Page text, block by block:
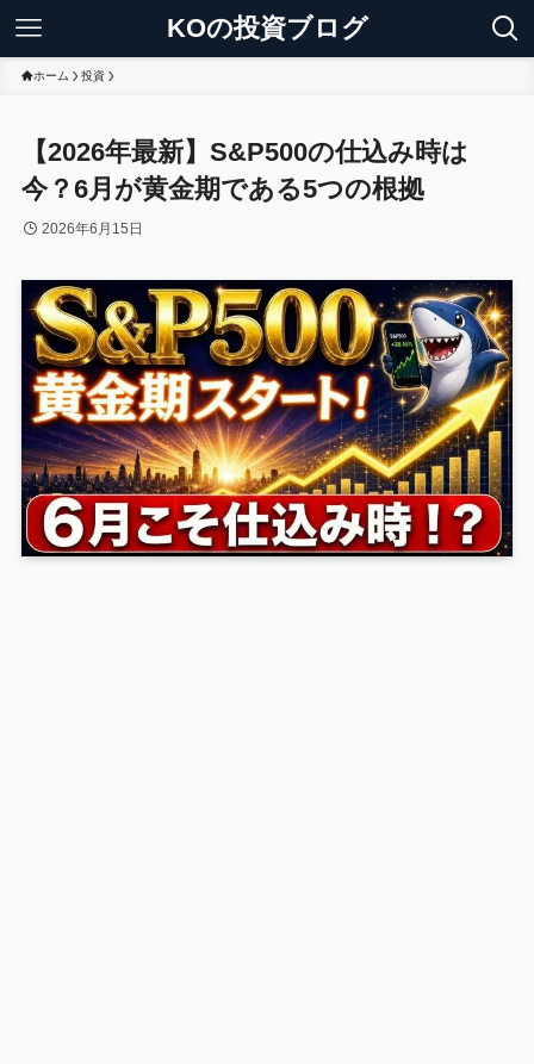
KOの投資ブログ
ホーム 投資
【2026年最新】S&P500の仕込み時は
今？6月が黄金期である5つの根拠
2026年6月15日